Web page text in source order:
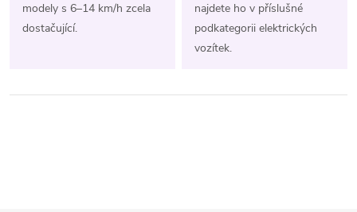
modely s 6–14 km/h zcela
dostačující.
najdete ho v příslušné
podkategorii elektrických
vozítek.